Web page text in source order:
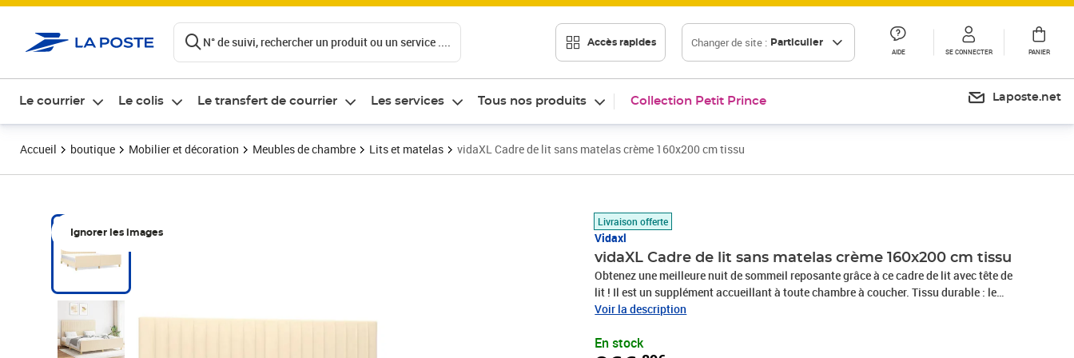
N° de suivi, rechercher un produit ou un service .... Accès rapides Changer de site : Particulier
AIDE SE CONNECTER PANIER
Le courrier Le colis Le transfert de courrier Les services Tous nos produits Collection Petit Prince Laposte.net
Accueil boutique Mobilier et décoration Meubles de chambre Lits et matelas vidaXL Cadre de lit sans matelas crème 160x200 cm tissu
Ignorer les images
Livraison offerte
Vidaxl
vidaXL Cadre de lit sans matelas crème 160x200 cm tissu
Obtenez une meilleure nuit de sommeil reposante grâce à ce cadre de lit avec tête de
lit ! Il est un supplément accueillant à toute chambre à coucher. Tissu durable : le
tissu présente un aspect simple et épuré, et il est respirant et durable.Hauteur
le lit est soutenu par des pieds robustes, qui assurent sa stabilité, sa sécurité et sa
Voir la description
En stock
Prix 266,89€